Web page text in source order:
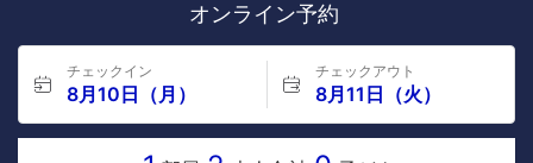
オンライン予約
チェックイン
8月10日（月）
チェックアウト
8月11日（火）